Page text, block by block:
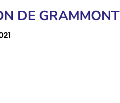
DE GRAMMONT